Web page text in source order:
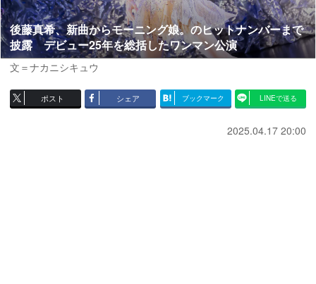
後藤真希、新曲からモーニング娘。のヒットナンバーまで
披露 デビュー25年を総括したワンマン公演
文＝ナカニシキュウ
ポスト シェア ブックマーク LINEで送る
2025.04.17 20:00